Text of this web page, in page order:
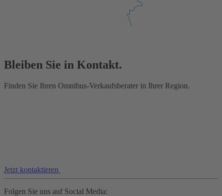
Bleiben Sie in Kontakt.
Finden Sie Ihren Omnibus-Verkaufsberater in Ihrer Region.
Jetzt kontaktieren
Folgen Sie uns auf Social Media: